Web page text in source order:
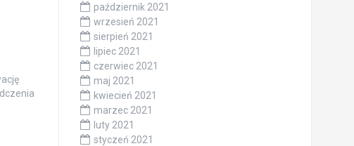
październik 2021
wrzesień 2021
sierpień 2021
lipiec 2021
czerwiec 2021
maj 2021
kwiecień 2021
marzec 2021
luty 2021
styczeń 2021